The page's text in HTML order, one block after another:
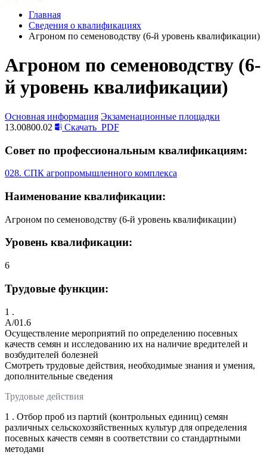
Главная
Сведения о квалификациях
Агроном по семеноводству (6-й уровень квалификации)
Агроном по семеноводству (6-
й уровень квалификации)
Основная информация Экзаменационные площадки
13.00800.02
Скачать PDF
Совет по профессиональным квалификациям:
028. СПК агропромышленного комплекса
Наименование квалификации:
Агроном по семеноводству (6-й уровень квалификации)
Уровень квалификации:
6
Трудовые функции:
1 .
A/01.6
Осуществление мероприятий по определению посевных
качеств семян и исследованию их на наличие вредителей и
возбудителей болезней
Смотреть трудовые действия, необходимые знания и умения,
дополнительные сведения
Трудовые действия
1 . Отбор проб из партий (контрольных единиц) семян
различных сельскохозяйственных культур для определения
посевных качеств семян в соответствии со стандартными
методами